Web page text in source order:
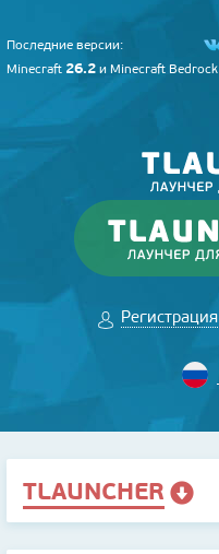
Последние версии:
Minecraft 26.2 и Minecraft Bedrock
Регистрация
TLAUNCHER